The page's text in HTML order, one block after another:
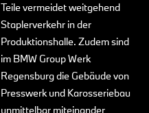
Teile vermeidet weitgehend
Staplerverkehr in der
Produktionshalle. Zudem sind
im BMW Group Werk
Regensburg die Gebäude von
Presswerk und Karosseriebau
unmittelbar miteinander